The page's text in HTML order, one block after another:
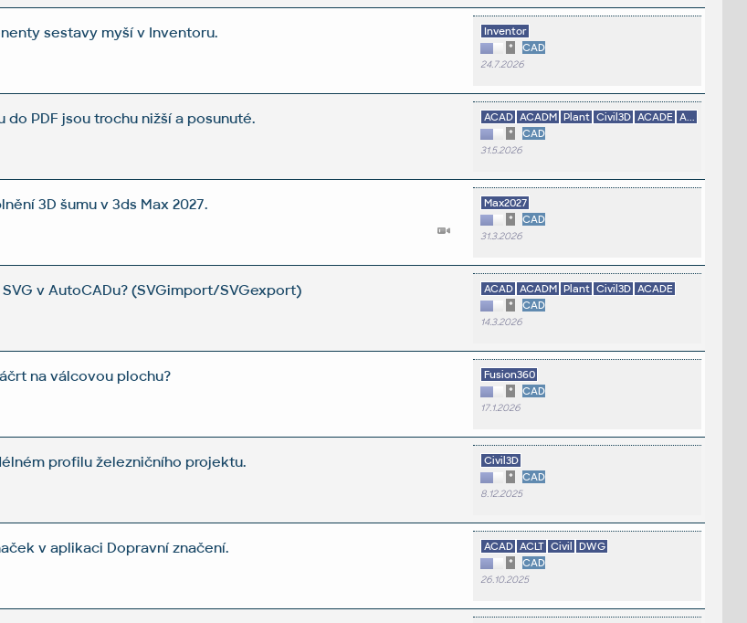
sestavy myší v Inventoru.
Inventor
*
CAD
24.7.2026
PDF jsou trochu nižší a posunuté. ACAD ACADM Plant Civil3D ACADE A...
*
CAD
31.5.2026
3D šumu v 3ds Max 2027.
Max2027
*
CAD
31.3.2026
v AutoCADu? (SVGimport/SVGexport) ACAD ACADM Plant Civil3D ACADE
*
CAD
14.3.2026
na válcovou plochu?
Fusion360
*
CAD
17.1.2026
profilu železničního projektu.
Civil3D
*
CAD
8.12.2025
v aplikaci Dopravní značení. ACAD ACLT Civil DWG
*
CAD
26.10.2025